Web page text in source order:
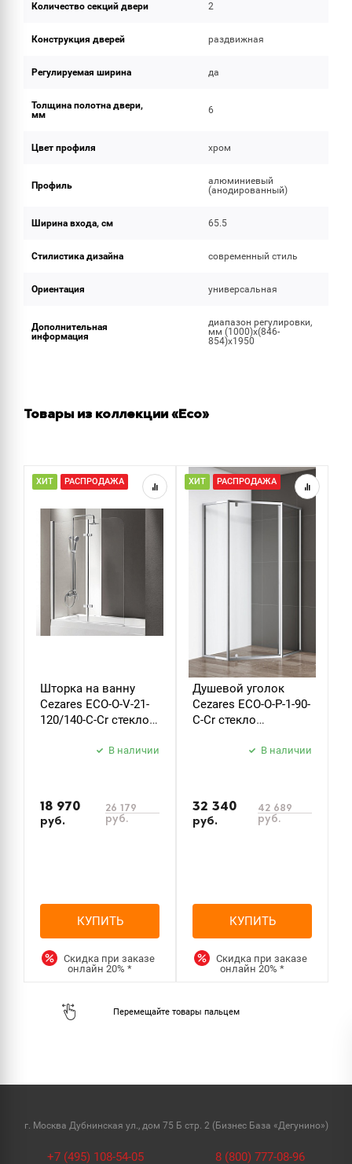
Количество секций двери 2
Конструкция дверей раздвижная
Регулируемая ширина да
Толщина полотна двери,
мм
6
Цвет профиля хром
Профиль
алюминиевый
(анодированный)
Ширина входа, см 65.5
Стилистика дизайна современный стиль
Ориентация универсальная
Дополнительная
информация
диапазон регулировки,
мм (1000)x(846-
854)x1950
Товары из коллекции «Eco»
ХИТ РАСПРОДАЖА
Шторка на ванну
Cezares ECO-O-V-21-
120/140-C-Cr стекло
В наличии
18 970
руб.
26 179
руб.
КУПИТЬ
Скидка при заказе
онлайн20%*
ХИТ РАСПРОДАЖА
Душевой уголок
Cezares ECO-O-P-1-90-
C-Cr стекло
В наличии
32 340
руб.
42 689
руб.
КУПИТЬ
Скидка при заказе
онлайн20%*
г. Москва Дубнинская ул., дом 75 Б стр. 2 (Бизнес База «Дегунино»)
+7 (495) 108-54-05 8 (800) 777-08-96